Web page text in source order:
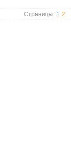
Страницы: 1 2